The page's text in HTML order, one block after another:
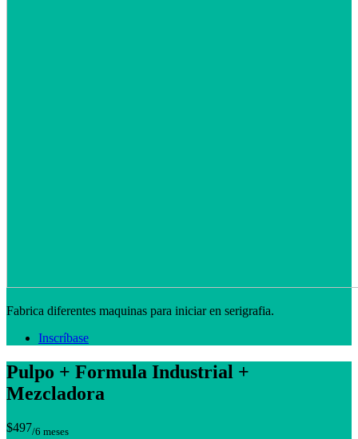
Fabrica diferentes maquinas para iniciar en serigrafia.
Inscríbase
Pulpo + Formula Industrial +
Mezcladora
$497/6 meses